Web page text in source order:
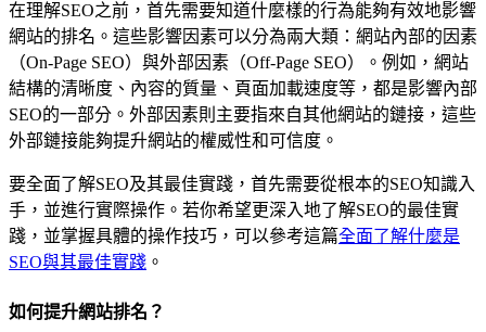
在理解SEO之前，首先需要知道什麼樣的行為能夠有效地影響
網站的排名。這些影響因素可以分為兩大類：網站內部的因素
（On-Page SEO）與外部因素（Off-Page SEO）。例如，網站
結構的清晰度、內容的質量、頁面加載速度等，都是影響內部
SEO的一部分。外部因素則主要指來自其他網站的鏈接，這些
外部鏈接能夠提升網站的權威性和可信度。
要全面了解SEO及其最佳實踐，首先需要從根本的SEO知識入
手，並進行實際操作。若你希望更深入地了解SEO的最佳實
踐，並掌握具體的操作技巧，可以參考這篇全面了解什麼是
SEO與其最佳實踐 。
如何提升網站排名？